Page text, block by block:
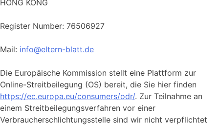
HONG KONG
Register Number: 76506927
Mail: info@eltern-blatt.de
Die Europäische Kommission stellt eine Plattform zur
Online-Streitbeilegung (OS) bereit, die Sie hier finden
https://ec.europa.eu/consumers/odr/. Zur Teilnahme an
einem Streitbeilegungsverfahren vor einer
Verbraucherschlichtungsstelle sind wir nicht verpflichtet